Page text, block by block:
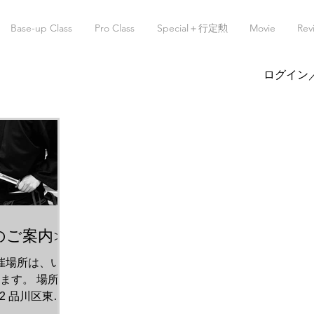
Base-up Class Pro Class Special＋行定勲 Movie
ログイン
案内>
所は、いつ
す。 場所：
品川区東五